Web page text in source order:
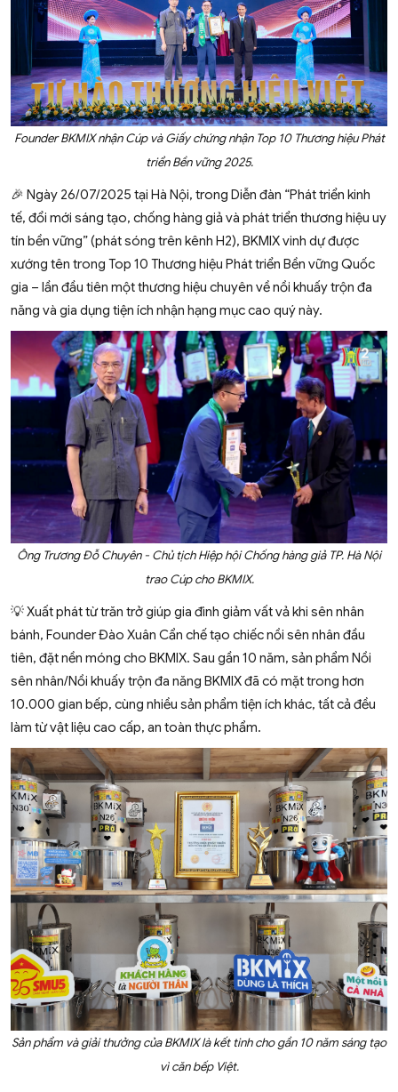
Founder BKMIX nhận Cúp và Giấy chứng nhận Top 10 Thương hiệu Phát
triển Bền vững 2025.
🎉 Ngày 26/07/2025 tại Hà Nội, trong Diễn đàn “Phát triển kinh
tế, đổi mới sáng tạo, chống hàng giả và phát triển thương hiệu uy
tín bền vững” (phát sóng trên kênh H2), BKMIX vinh dự được
xướng tên trong Top 10 Thương hiệu Phát triển Bền vững Quốc
gia – lần đầu tiên một thương hiệu chuyên về nồi khuấy trộn đa
năng và gia dụng tiện ích nhận hạng mục cao quý này.
Ông Trương Đỗ Chuyên - Chủ tịch Hiệp hội Chống hàng giả TP. Hà Nội
trao Cúp cho BKMIX.
💡 Xuất phát từ trăn trở giúp gia đình giảm vất vả khi sên nhân
bánh, Founder Đào Xuân Cẩn chế tạo chiếc nồi sên nhân đầu
tiên, đặt nền móng cho BKMIX. Sau gần 10 năm, sản phẩm Nồi
sên nhân/Nồi khuấy trộn đa năng BKMIX đã có mặt trong hơn
10.000 gian bếp, cùng nhiều sản phẩm tiện ích khác, tất cả đều
làm từ vật liệu cao cấp, an toàn thực phẩm.
Sản phẩm và giải thưởng của BKMIX là kết tinh cho gần 10 năm sáng tạo
vì căn bếp Việt.